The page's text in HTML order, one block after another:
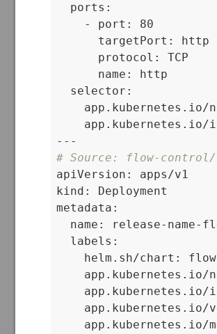
  ports:
    - port: 80
      targetPort: http
      protocol: TCP
      name: http
  selector:
app.kubernetes.io/
app.kubernetes.io/
# Source: flow-control/
apiVersion: apps/v1
kind: Deployment
metadata:
name: release-name-
  labels:
helm.sh/chart:
app.kubernetes.io/
app.kubernetes.io/
app.kubernetes.io/
app.kubernetes.io/